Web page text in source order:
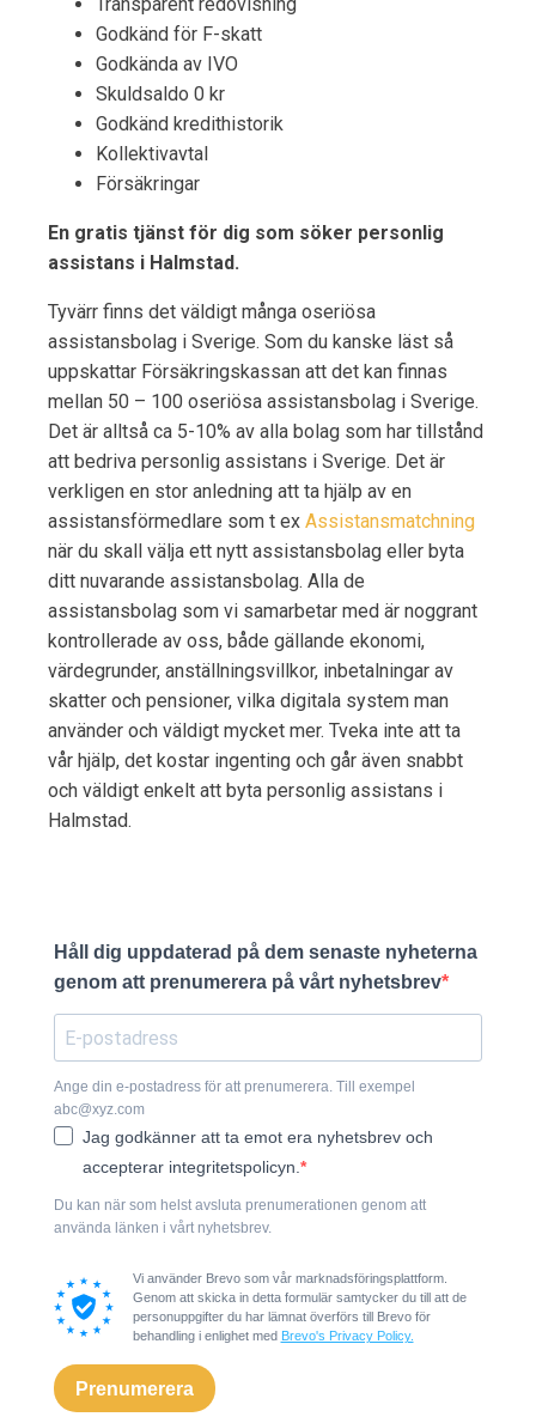
Godkänd för F-skatt
Godkända av IVO
Skuldsaldo 0 kr
Godkänd kredithistorik
Kollektivavtal
Försäkringar
En gratis tjänst för dig som söker personlig
assistans i Halmstad.
Tyvärr finns det väldigt många oseriösa
assistansbolag i Sverige. Som du kanske läst så
uppskattar Försäkringskassan att det kan finnas
mellan 50 – 100 oseriösa assistansbolag i Sverige.
Det är alltså ca 5-10% av alla bolag som har tillstånd
att bedriva personlig assistans i Sverige. Det är
verkligen en stor anledning att ta hjälp av en
assistansförmedlare som t ex Assistansmatchning
när du skall välja ett nytt assistansbolag eller byta
ditt nuvarande assistansbolag. Alla de
assistansbolag som vi samarbetar med är noggrant
kontrollerade av oss, både gällande ekonomi,
värdegrunder, anställningsvillkor, inbetalningar av
skatter och pensioner, vilka digitala system man
använder och väldigt mycket mer. Tveka inte att ta
vår hjälp, det kostar ingenting och går även snabbt
och väldigt enkelt att byta personlig assistans i
Halmstad.
Håll dig uppdaterad på dem senaste nyheterna
genom att prenumerera på vårt nyhetsbrev
Ange din e-postadress för att prenumerera. Till exempel
abc@xyz.com
Jag godkänner att ta emot era nyhetsbrev och
accepterar integritetspolicyn.
Du kan när som helst avsluta prenumerationen genom att
använda länken i vårt nyhetsbrev.
Vi använder Brevo som vår marknadsföringsplattform.
Genom att skicka in detta formulär samtycker du till att de
personuppgifter du har lämnat överförs till Brevo för
behandling i enlighet med Brevo's Privacy Policy.
Prenumerera